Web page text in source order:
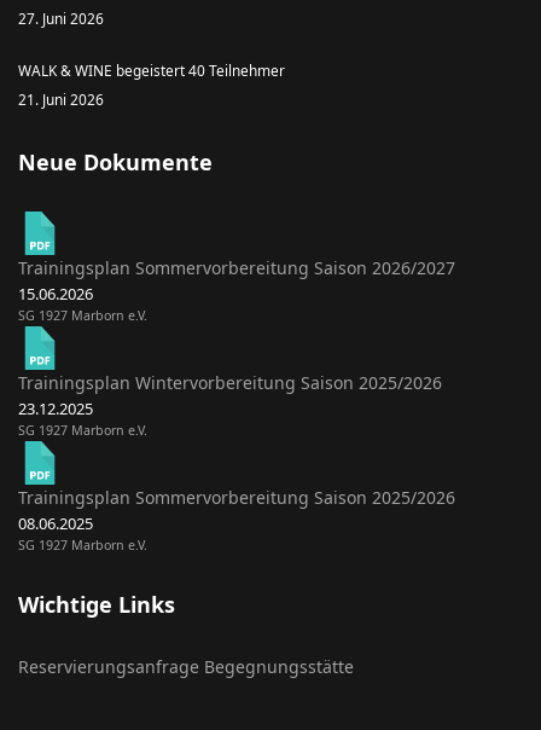
27. Juni 2026
WALK & WINE begeistert 40 Teilnehmer
21. Juni 2026
Neue Dokumente
Trainingsplan Sommervorbereitung Saison 2026/2027
15.06.2026
SG 1927 Marborn e.V.
Trainingsplan Wintervorbereitung Saison 2025/2026
23.12.2025
SG 1927 Marborn e.V.
Trainingsplan Sommervorbereitung Saison 2025/2026
08.06.2025
SG 1927 Marborn e.V.
Wichtige Links
Reservierungsanfrage Begegnungsstätte